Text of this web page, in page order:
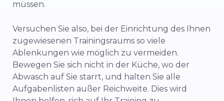
müssen.
Versuchen Sie also, bei der Einrichtung des Ihnen
zugewiesenen Trainingsraums so viele
Ablenkungen wie möglich zu vermeiden.
Bewegen Sie sich nicht in der Küche, wo der
Abwasch auf Sie starrt, und halten Sie alle
Aufgabenlisten außer Reichweite. Dies wird